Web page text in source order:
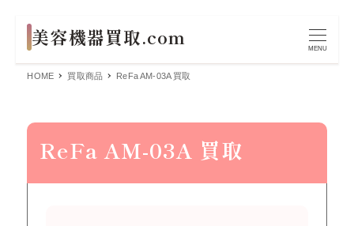
MENU
HOME 買取商品 ReFa AM-03A 買取
ReFa AM-03A 買取